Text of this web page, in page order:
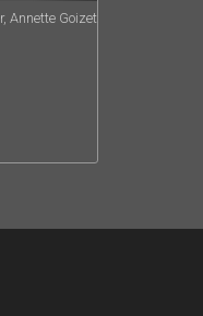
Annette Goizet